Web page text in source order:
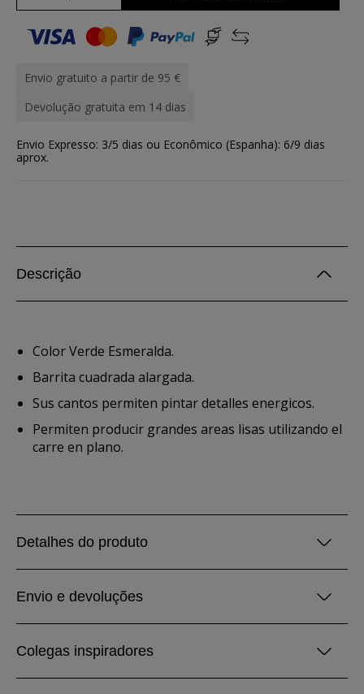
Envio gratuito a partir de 95 €
Devolução gratuita em 14 dias
Envio Expresso: 3/5 dias ou Econômico (Espanha): 6/9 dias
aprox.
Descrição
Color Verde Esmeralda.
Barrita cuadrada alargada.
Sus cantos permiten pintar detalles energicos.
Permiten producir grandes areas lisas utilizando el
carre en plano.
Detalhes do produto
Envio e devoluções
Colegas inspiradores